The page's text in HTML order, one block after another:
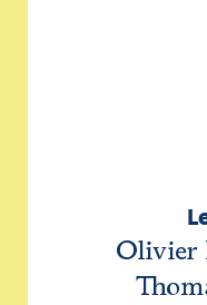
Olivier